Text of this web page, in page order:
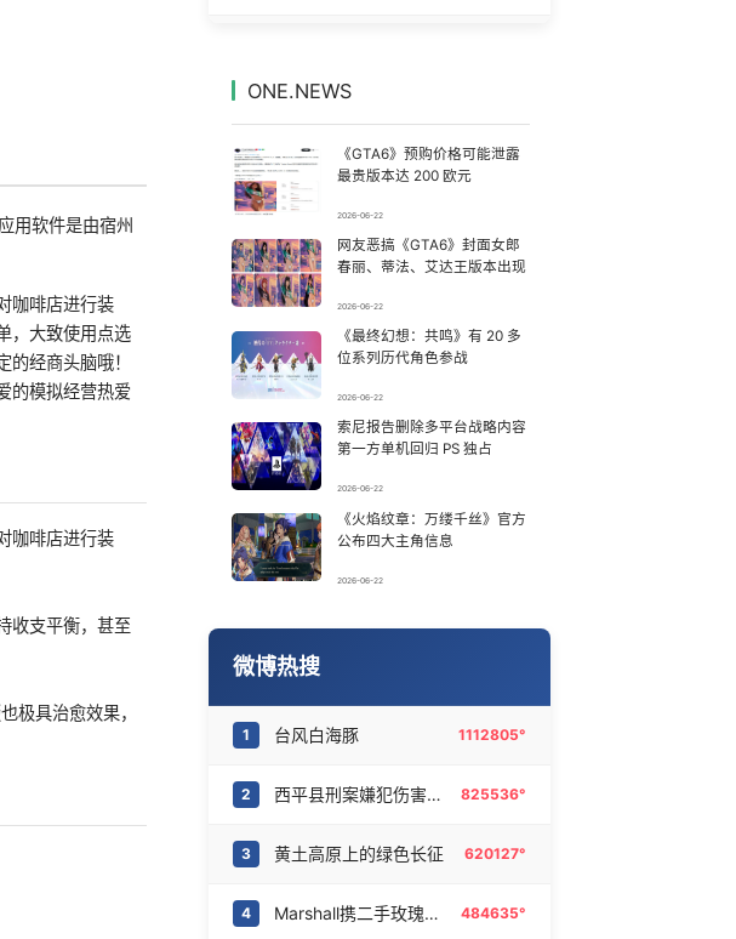
用软件是由宿州
咖啡店进行装
，大致使用点选
经商头脑哦！
的模拟经营热爱
咖啡店进行装
收支平衡，甚至
极具治愈效果，
9 “新疆的交警怎么个个像我妈” 7136570°
11 吴宜泽vs姚朋成
12 这些燃气使用“偏方”千万别信 6851775°
13
14 河南重大刑事案嫌疑人落网 6655326°
15 永和豆浆创始人林炳生去世 6572934°
16
ONE.NEWS
《GTA6》预购价格可能泄露
最贵版本达 200 欧元
2026-06-22
网友恶搞《GTA6》封面女郎
春丽、蒂法、艾达王版本出现
2026-06-22
《最终幻想：共鸣》有 20 多
位系列历代角色参战
2026-06-22
索尼报告删除多平台战略内容
第一方单机回归 PS 独占
2026-06-22
《火焰纹章：万缕千丝》官方
公布四大主角信息
2026-06-22
微博热搜
1 台风白海豚 1112805°
2 西平县刑案嫌犯伤害多名无辜群众 825536°
3 黄土高原上的绿色长征 620127°
4 Marshall携二手玫瑰守住现场 484635°